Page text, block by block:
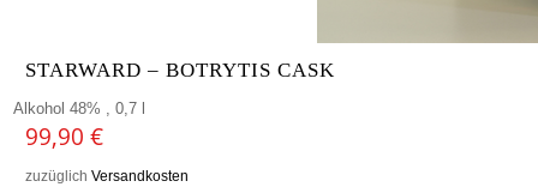
STARWARD – BOTRYTIS CASK
Alkohol 48% , 0,7 l
99,90 €
zuzüglich Versandkosten